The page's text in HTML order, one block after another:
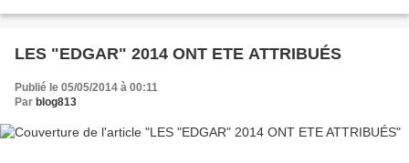
LES "EDGAR" 2014 ONT ETE ATTRIBUÉS
Publié le 05/05/2014 à 00:11
Par blog813